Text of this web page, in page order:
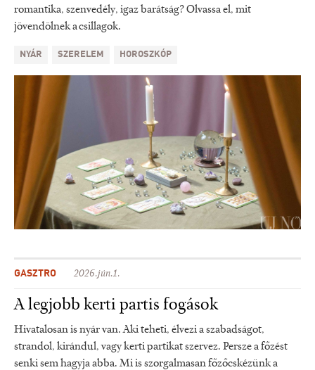
romantika, szenvedély, igaz barátság? Olvassa el, mit
jövendölnek a csillagok.
NYÁR SZERELEM HOROSZKÓP
GASZTRO 2026.jún.1.
A legjobb kerti partis fogások
Hivatalosan is nyár van. Aki teheti, élvezi a szabadságot,
strandol, kirándul, vagy kerti partikat szervez. Persze a főzést
senki sem hagyja abba. Mi is szorgalmasan főzőcskézünk a